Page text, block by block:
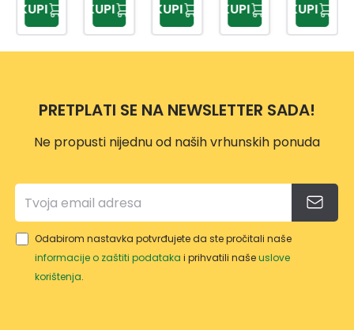
725
MM
HLT7
5 KM
KUPI
HPS0
308
KM
KUPI
HLT7
608
5 KM
KUPI
TELE
SKOP
HEPS
5 KM
KUPI
710-
860
MM
5 KM
KUPI
PRETPLATI SE NA NEWSLETTER SADA!
Ne propusti nijednu od naših vrhunskih ponuda
Odabirom nastavka potvrđujete da ste pročitali naše
informacije o zaštiti podataka i prihvatili našeuslove
korištenja.